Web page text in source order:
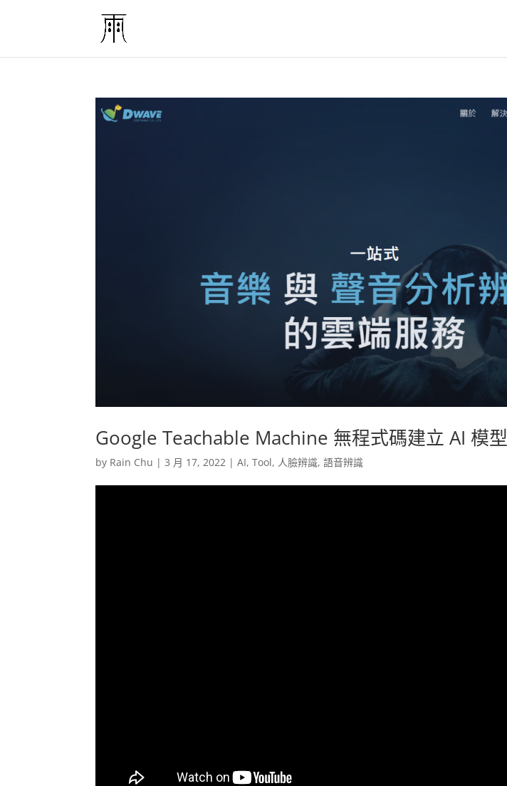
Google Teachable Machine 無程式碼建立 AI 模型
by Rain Chu |3 月 17, 2022 |AI,Tool, 人臉辨識,語音辨識